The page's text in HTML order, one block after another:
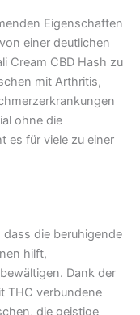
Eigenschaften
einer deutlichen
Cream CBD Hash zu
mit Arthritis,
ohne die
es für viele zu einer
die beruhigende
hilft,
Dank der
THC verbundene
die geistige